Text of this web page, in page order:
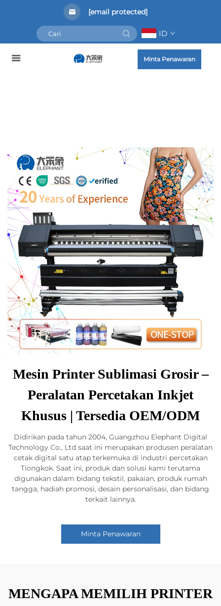
[email protected]
ID
Minta Penawaran
Mesin Printer Sublimasi Grosir –
Peralatan Percetakan Inkjet
Khusus | Tersedia OEM/ODM
Didirikan pada tahun 2004, Guangzhou Elephant Digital
Technology Co., Ltd saat ini merupakan produsen peralatan
cetak digital satu atap terkemuka di industri percetakan
Tiongkok. Saat ini, produk dan solusi kami terutama
digunakan dalam bidang tekstil, pakaian, produk rumah
tangga, hadiah promosi, desain personalisasi, dan bidang
terkait lainnya.
Minta Penawaran
MENGAPA MEMILIH PRINTER